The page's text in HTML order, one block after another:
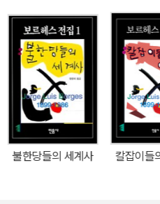
보르헤스 국제 재단을 설립하고
냈다.
강대, 숭의여대에서 후학들을 가
교수 및 광주여대 창작문학과 교
별세하였다. 지은 책으로는 평론집 <반리얼리즘 문학론>, <메타 비
평을 위하여>, 장편소설 <흑맥주
다. 옮긴 책으로 <보르헤스 전집
>, <이중불꽃>, <아빠가 딸에게>
창작, 비평, 번역 작업과 함께 잡지
열정적인 활동을 하였다.
불한당들의 세계사 칼잡이들